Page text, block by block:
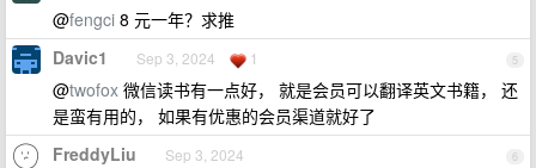
@fengci 8 元一年？求推
5
Davic1 Sep 3, 2024 1
@twofox 微信读书有一点好， 就是会员可以翻译英文书籍， 还
是蛮有用的， 如果有优惠的会员渠道就好了
6
FreddyLiu Sep 3, 2024